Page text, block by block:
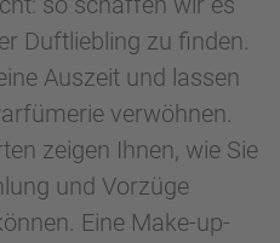
Duftliebling zu finden.
Auszeit und lassen
verwöhnen.
zeigen Ihnen, wie Sie
und Vorzüge
Eine Make-up-